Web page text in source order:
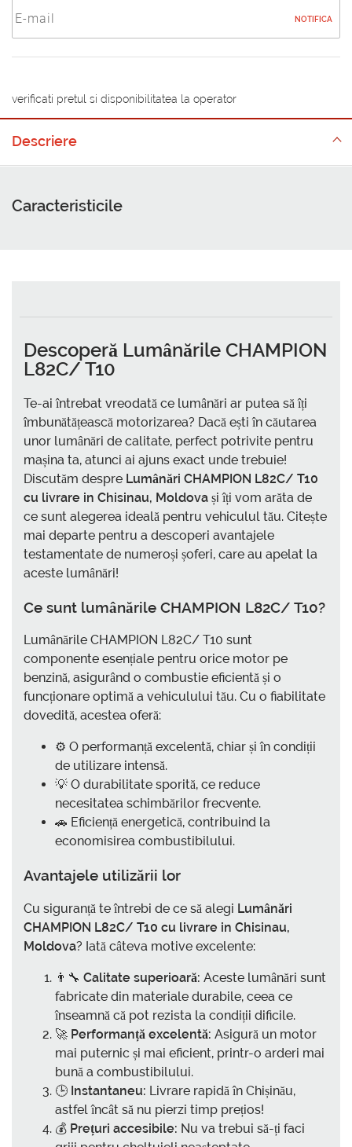
NOTIFICA
verificati pretul si disponibilitatea la operator
Descriere
Caracteristicile
Descoperă Lumânările CHAMPION
L82C/ T10
Te-ai întrebat vreodată ce lumânări ar putea să îți
îmbunătățească motorizarea? Dacă ești în căutarea
unor lumânări de calitate, perfect potrivite pentru
mașina ta, atunci ai ajuns exact unde trebuie!
Discutăm despre Lumânări CHAMPION L82C/ T10
cu livrare in Chisinau, Moldova și îți vom arăta de
ce sunt alegerea ideală pentru vehiculul tău. Citește
mai departe pentru a descoperi avantajele
testamentate de numeroși șoferi, care au apelat la
aceste lumânări!
Ce sunt lumânările CHAMPION L82C/ T10?
Lumânările CHAMPION L82C/ T10 sunt
componente esențiale pentru orice motor pe
benzină, asigurând o combustie eficientă și o
funcționare optimă a vehiculului tău. Cu o fiabilitate
dovedită, acestea oferă:
⚙️ O performanță excelentă, chiar și în condiții
de utilizare intensă.
💡 O durabilitate sporită, ce reduce
necesitatea schimbărilor frecvente.
🚗 Eficiență energetică, contribuind la
economisirea combustibilului.
Avantajele utilizării lor
Cu siguranță te întrebi de ce să alegi Lumânări
CHAMPION L82C/ T10 cu livrare in Chisinau,
Moldova? Iată câteva motive excelente:
👨‍🔧 Calitate superioară: Aceste lumânări sunt
fabricate din materiale durabile, ceea ce
înseamnă că pot rezista la condiții dificile.
🚀 Performanță excelentă: Asigură un motor
mai puternic și mai eficient, printr-o arderi mai
bună a combustibilului.
🕒 Instantaneu: Livrare rapidă în Chișinău,
astfel încât să nu pierzi timp prețios!
💰 Prețuri accesibile: Nu va trebui să-ți faci